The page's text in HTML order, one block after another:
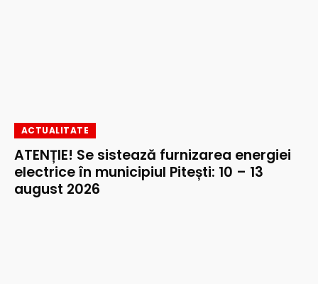
ACTUALITATE
ATENȚIE! Se sistează furnizarea energiei
electrice în municipiul Pitești: 10 – 13
august 2026